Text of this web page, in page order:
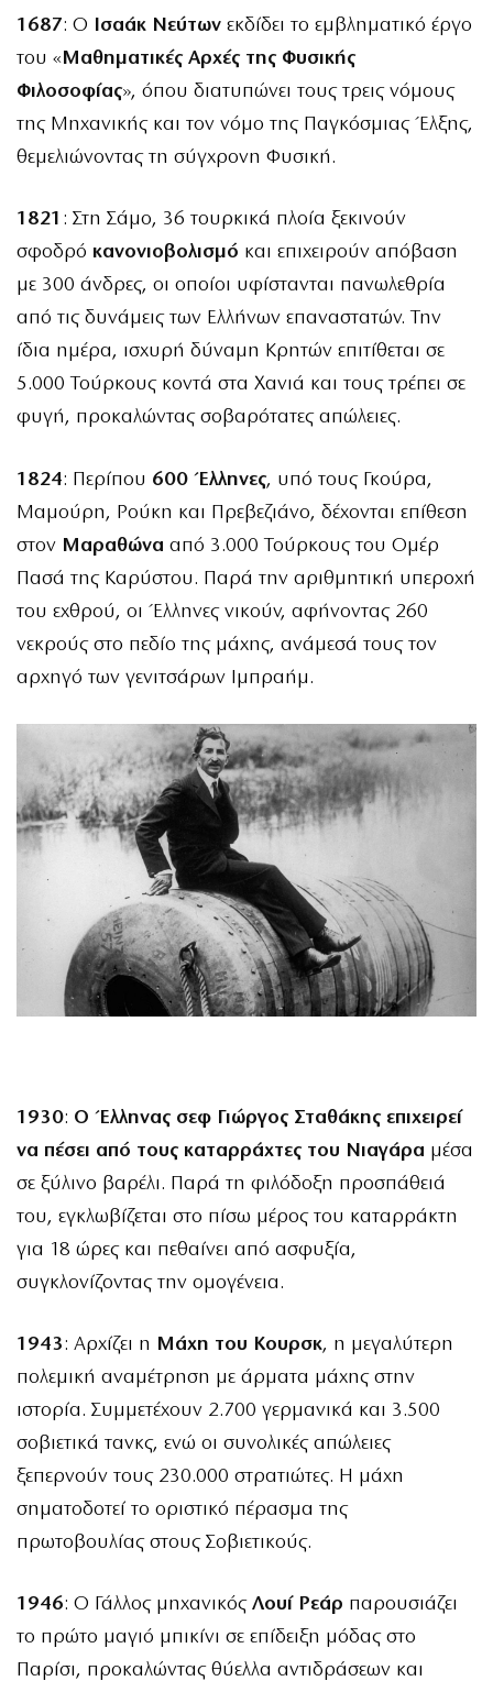
1687: Ο Ισαάκ Νεύτων εκδίδει το εμβληματικό έργο
του «Μαθηματικές Αρχές της Φυσικής
Φιλοσοφίας», όπου διατυπώνει τους τρεις νόμους
της Μηχανικής και τον νόμο της Παγκόσμιας Έλξης,
θεμελιώνοντας τη σύγχρονη Φυσική.
1821 : Στη Σάμο, 36 τουρκικά πλοία ξεκινούν
σφοδρό κανονιοβολισμό και επιχειρούν απόβαση
με 300 άνδρες, οι οποίοι υφίστανται πανωλεθρία
από τις δυνάμεις των Ελλήνων επαναστατών. Την
ίδια ημέρα, ισχυρή δύναμη Κρητών επιτίθεται σε
5.000 Τούρκους κοντά στα Χανιά και τους τρέπει σε
φυγή, προκαλώντας σοβαρότατες απώλειες.
1824: Περίπου 600 Έλληνες, υπό τους Γκούρα,
Μαμούρη, Ρούκη και Πρεβεζιάνο, δέχονται επίθεση
στον Μαραθώνα από 3.000 Τούρκους του Ομέρ
Πασά της Καρύστου. Παρά την αριθμητική υπεροχή
του εχθρού, οι Έλληνες νικούν, αφήνοντας 260
νεκρούς στο πεδίο της μάχης, ανάμεσά τους τον
αρχηγό των γενιτσάρων Ιμπραήμ.
1930: Ο Έλληνας σεφ Γιώργος Σταθάκης επιχειρεί
να πέσει από τους καταρράχτες του Νιαγάρα μέσα
σε ξύλινο βαρέλι. Παρά τη φιλόδοξη προσπάθειά
του, εγκλωβίζεται στο πίσω μέρος του καταρράκτη
για 18 ώρες και πεθαίνει από ασφυξία,
συγκλονίζοντας την ομογένεια.
1943: Αρχίζει η Μάχη του Κουρσκ, η μεγαλύτερη
πολεμική αναμέτρηση με άρματα μάχης στην
ιστορία. Συμμετέχουν 2.700 γερμανικά και 3.500
σοβιετικά τανκς, ενώ οι συνολικές απώλειες
ξεπερνούν τους 230.000 στρατιώτες. Η μάχη
σηματοδοτεί το οριστικό πέρασμα της
πρωτοβουλίας στους Σοβιετικούς.
1946: Ο Γάλλος μηχανικός Λουί Ρεάρ παρουσιάζει
το πρώτο μαγιό μπικίνι σε επίδειξη μόδας στο
Παρίσι, προκαλώντας θύελλα αντιδράσεων και